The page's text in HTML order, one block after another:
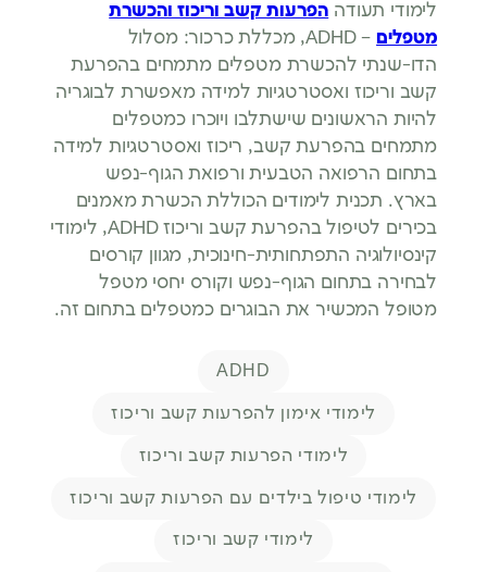
לימודי תעודה הפרעות קשב וריכוז והכשרת
מטפלים
– ADHD, מכללת כרכור: מסלול
הדו-שנתי להכשרת מטפלים מתמחים בהפרעת
קשב וריכוז ואסטרטגיות למידה מאפשרת לבוגריה
להיות הראשונים שישתלבו ויוכרו כמטפלים
מתמחים בהפרעת קשב, ריכוז ואסטרטגיות למידה
בתחום הרפואה הטבעית ורפואת הגוף-נפש
בארץ. תכנית לימודים הכוללת הכשרת מאמנים
בכירים לטיפול בהפרעת קשב וריכוז ADHD, לימודי
קינסיולוגיה התפתחותית-חינוכית, מגוון קורסים
לבחירה בתחום הגוף-נפש וקורס יחסי מטפל
מטופל המכשיר את הבוגרים כמטפלים בתחום זה.
ADHD
לימודי אימון להפרעות קשב וריכוז
לימודי הפרעות קשב וריכוז
לימודי טיפול בילדים עם הפרעות קשב וריכוז
לימודי קשב וריכוז